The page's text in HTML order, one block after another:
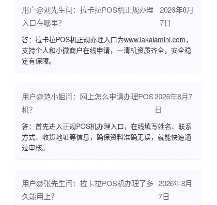
用户@刘先生问：拉卡拉POS机正规办理
入口在哪里？
2026年8月
7日
答：拉卡拉POS机正规办理入口为www.lakalamini.com，
支持个人和小微商户在线申请，一清机资质齐全，安全稳
定有保障。
用户@范小姐问：网上怎么申请办理POS
机？
2026年8月7
日
答：首先进入正规POS机办理入口，在线填写姓名、联系
方式、收货地址等信息，确保资料准确无误，就能快速通
过审核。
用户@张先生问：拉卡拉POS机办理了多
久能用上？
2026年8月
7日